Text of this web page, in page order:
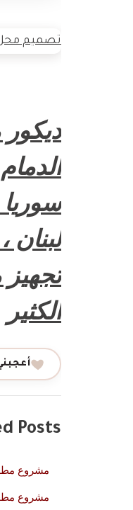
سوريا
الكثير
Posts
مشروع